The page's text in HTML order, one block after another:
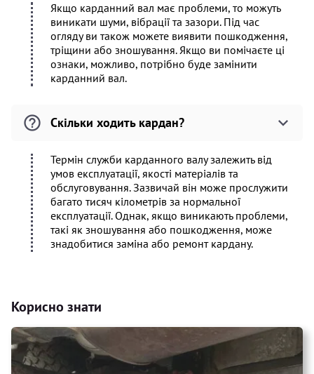
Якщо карданний вал має проблеми, то можуть
виникати шуми, вібрації та зазори. Під час
огляду ви також можете виявити пошкодження,
тріщини або зношування. Якщо ви помічаєте ці
ознаки, можливо, потрібно буде замінити
карданний вал.
Скільки ходить кардан?
Термін служби карданного валу залежить від
умов експлуатації, якості матеріалів та
обслуговування. Зазвичай він може прослужити
багато тисяч кілометрів за нормальної
експлуатації. Однак, якщо виникають проблеми,
такі як зношування або пошкодження, може
знадобитися заміна або ремонт кардану.
Корисно знати